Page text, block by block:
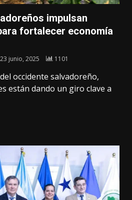
impulsan
fortalecer economía
23 junio, 2025 1101
occidente salvadoreño,
están dando un giro clave a